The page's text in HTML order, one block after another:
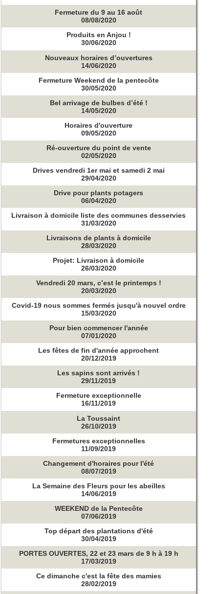
Fermeture du 9 au 16 août
08/08/2020
Produits en Anjou !
30/06/2020
Nouveaux horaires d’ouvertures
14/06/2020
Fermeture Weekend de la pentecôte
30/05/2020
Bel arrivage de bulbes d’été !
14/05/2020
Horaires d'ouverture
09/05/2020
Ré-ouverture du point de vente
02/05/2020
Drives vendredi 1er mai et samedi 2 mai
29/04/2020
Drive pour plants potagers
06/04/2020
Livraison à domicile liste des communes desservies
31/03/2020
Livraisons de plants à domicile
28/03/2020
Projet: Livraison à domicile
26/03/2020
Vendredi 20 mars, c’est le printemps !
20/03/2020
Covid-19 nous sommes fermés jusqu'à nouvel ordre
15/03/2020
Pour bien commencer l'année
07/01/2020
Les fêtes de fin d'année approchent
20/12/2019
Les sapins sont arrivés !
29/11/2019
Fermeture exceptionnelle
16/11/2019
La Toussaint
26/10/2019
Fermetures exceptionnelles
11/09/2019
Changement d'horaires pour l'été
08/07/2019
La Semaine des Fleurs pour les abeilles
14/06/2019
WEEKEND de la Pentecôte
07/06/2019
Top départ des plantations d'été
30/04/2019
PORTES OUVERTES, 22 et 23 mars de 9 h à 19 h
17/03/2019
Ce dimanche c'est la fête des mamies
28/02/2019